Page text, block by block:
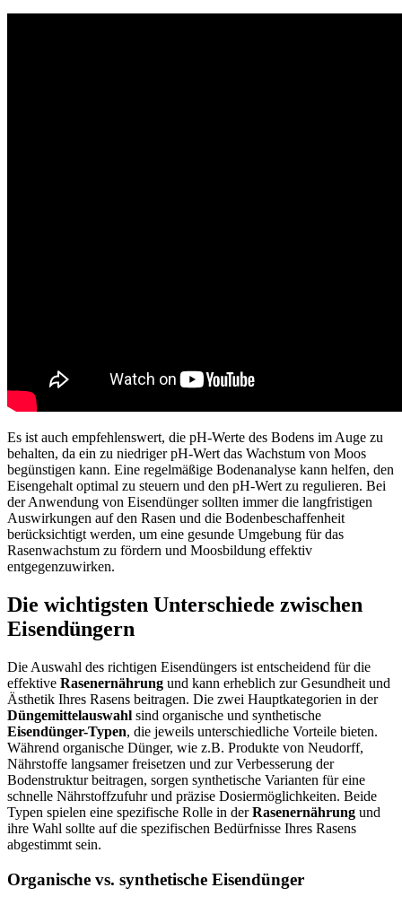
Es ist auch empfehlenswert, die pH-Werte des Bodens im Auge zu
behalten, da ein zu niedriger pH-Wert das Wachstum von Moos
begünstigen kann. Eine regelmäßige Bodenanalyse kann helfen, den
Eisengehalt optimal zu steuern und den pH-Wert zu regulieren. Bei
der Anwendung von Eisendünger sollten immer die langfristigen
Auswirkungen auf den Rasen und die Bodenbeschaffenheit
berücksichtigt werden, um eine gesunde Umgebung für das
Rasenwachstum zu fördern und Moosbildung effektiv
entgegenzuwirken.
Die wichtigsten Unterschiede zwischen
Eisendüngern
Die Auswahl des richtigen Eisendüngers ist entscheidend für die
effektive Rasenernährung und kann erheblich zur Gesundheit und
Ästhetik Ihres Rasens beitragen. Die zwei Hauptkategorien in der
Düngemittelauswahl sind organische und synthetische
Eisendünger-Typen, die jeweils unterschiedliche Vorteile bieten.
Während organische Dünger, wie z.B. Produkte von Neudorff,
Nährstoffe langsamer freisetzen und zur Verbesserung der
Bodenstruktur beitragen, sorgen synthetische Varianten für eine
schnelle Nährstoffzufuhr und präzise Dosiermöglichkeiten. Beide
Typen spielen eine spezifische Rolle in derRasenernährung und
ihre Wahl sollte auf die spezifischen Bedürfnisse Ihres Rasens
abgestimmt sein.
Organische vs. synthetische Eisendünger